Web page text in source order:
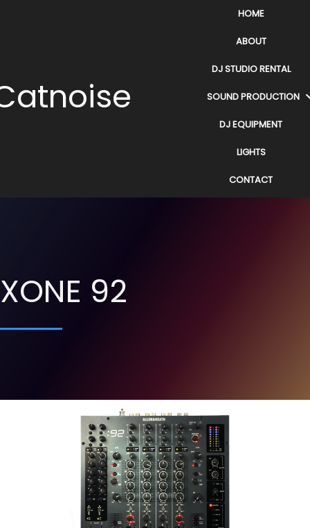
HOME
ABOUT
DJ STUDIO RENTAL
SOUND PRODUCTION
DJ EQUIPMENT
LIGHTS
CONTACT
XONE 92